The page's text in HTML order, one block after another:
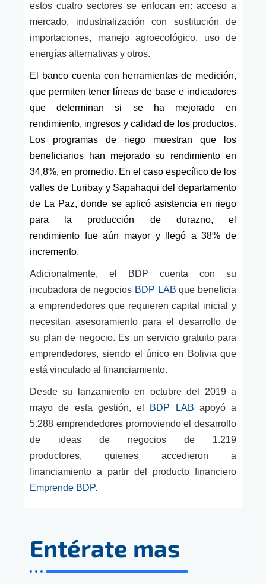
estos cuatro sectores se enfocan en: acceso a
mercado, industrialización con sustitución de
importaciones, manejo agroecológico, uso de
energías alternativas y otros.
El banco cuenta con herramientas de medición,
que permiten tener líneas de base e indicadores
que determinan si se
ha mejorado en
rendimiento, ingresos y calidad de los productos.
Los programas de riego muestran que los
beneficiarios han mejorado su rendimiento en
34,8%, en promedio. En el caso específico de los
valles deLuribay y Sapahaqui del departamento
de La Paz, donde se aplicó asistencia en riego
para la producción de durazno, el
rendimiento fue aún mayor y
llegó a 38% de
incremento.
Adicionalmente, el BDP cuenta con su
incubadora de negocios BDP LAB que beneficia
a emprendedores que requieren capital inicial y
necesitan asesoramiento para el desarrollo de
su plan de negocio. Es un servicio gratuito para
emprendedores, siendo el único en Bolivia que
está vinculado al financiamiento.
Desde su lanzamiento en octubre del 2019 a
mayo de esta gestión, el
BDP LAB apoyó a
5.288 emprendedores promoviendo el desarrollo
de ideas de negocios de 1.219
productores,quienes accedieron a
financiamiento a partir del producto financiero
Emprende BDP.
Entérate mas